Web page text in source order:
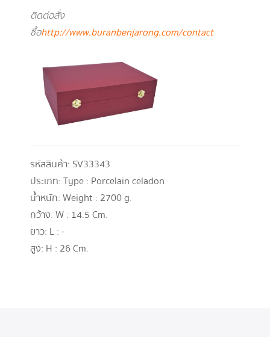
ติดต่อสั่ง
ซื้อhttp://www.buranbenjarong.com/contact
รหัสสินค้า: SV33343
ประเภท:Type : Porcelain celadon
น้ำหนัก:Weight : 2700 g.
กว้าง:W : 14.5 Cm.
ยาว: L : -
สูง: H : 26 Cm.